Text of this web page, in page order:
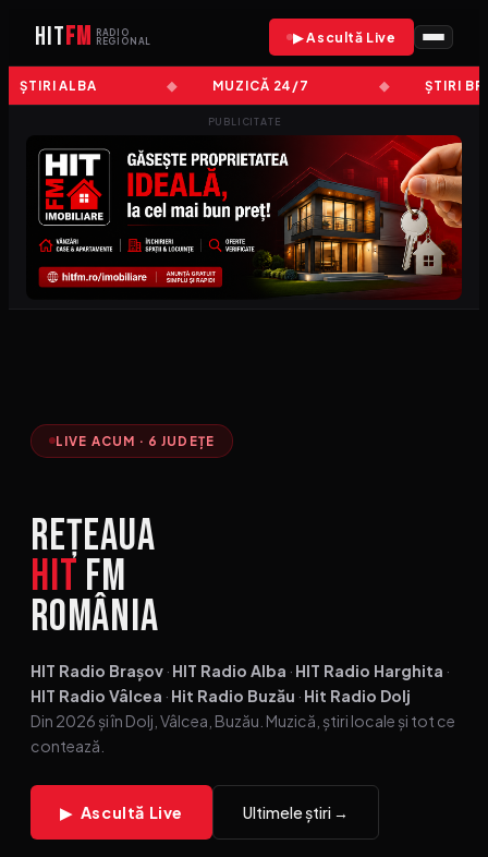
HITFM
RADIO
REGIONAL
▶ Ascultă Live
ȘTIRI ALBA MUZICĂ 24/7 ȘTIRI
PUBLICITATE
LIVE ACUM · 6 JUDEȚE
Rețeaua
HIT FM
România
HIT Radio Brașov · HIT Radio Alba · HIT Radio Harghita ·
HIT Radio Vâlcea · Hit Radio Buzău · Hit Radio Dolj
Din 2026 și în Dolj, Vâlcea, Buzău. Muzică, știri locale și tot ce
contează.
▶ Ascultă Live Ultimele știri →